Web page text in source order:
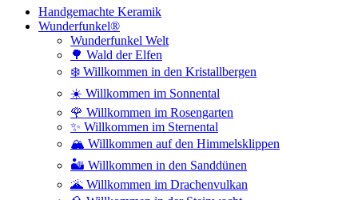
Handgemachte Keramik
Wunderfunkel®
Wunderfunkel Welt
🌳 Wald der Elfen
❄️ Willkommen in den Kristallbergen
☀️ Willkommen im Sonnental
🌹 Willkommen im Rosengarten
✨ Willkommen im Sternental
🏔️ Willkommen auf den Himmelsklippen
🏜️ Willkommen in den Sanddünen
🌋 Willkommen im Drachenvulkan